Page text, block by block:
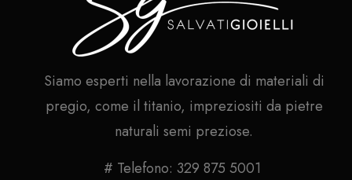
Siamo esperti nella lavorazione di materiali di
pregio, come il titanio, impreziositi da pietre
naturali semi preziose.
# Telefono: 329 875 5001